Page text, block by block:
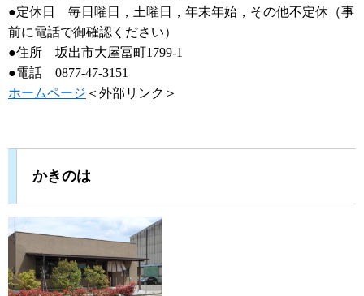
●定休日 毎日曜日，土曜日，年末年始，その他不定休（事
前に電話で御確認ください）
●住所 坂出市大屋冨町1799-1
●電話 0877-47-3151
ホームページ ＜外部リンク＞
かきのは